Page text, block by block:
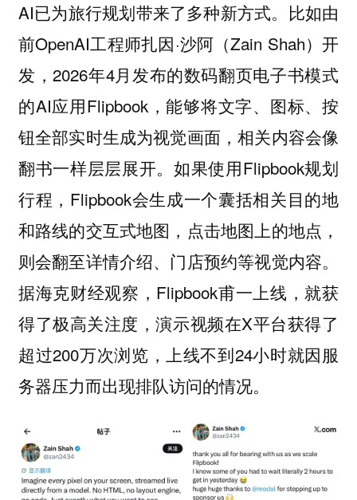
AI已为旅行规划带来了多种新方式。比如由
前OpenAI工程师扎因·沙阿（Zain Shah）开
发，2026年4月发布的数码翻页电子书模式
的AI应用Flipbook，能够将文字、图标、按
钮全部实时生成为视觉画面，相关内容会像
翻书一样层层展开。如果使用Flipbook规划
行程，Flipbook会生成一个囊括相关目的地
和路线的交互式地图，点击地图上的地点，
则会翻至详情介绍、门店预约等视觉内容。
据海克财经观察，Flipbook甫一上线，就获
得了极高关注度，演示视频在X平台获得了
超过200万次浏览，上线不到24小时就因服
务器压力而出现排队访问的情况。